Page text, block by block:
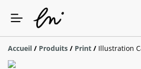
Accueil / Produits / Print / Illustration